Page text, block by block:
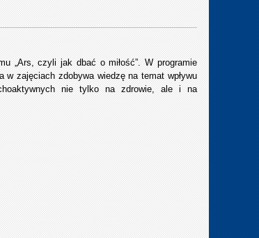
„Ars, czyli jak dbać o miłość”. W programie
zajęciach zdobywa wiedzę na temat wpływu
nie tylko na zdrowie, ale i na